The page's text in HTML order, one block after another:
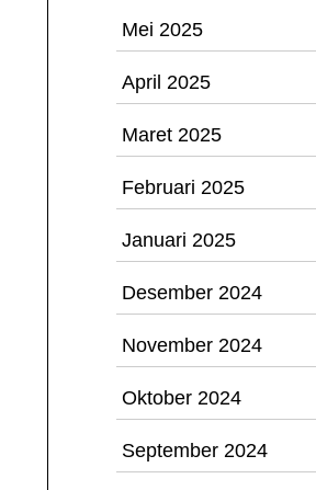
Mei 2025
April 2025
Maret 2025
Februari 2025
Januari 2025
Desember 2024
November 2024
Oktober 2024
September 2024